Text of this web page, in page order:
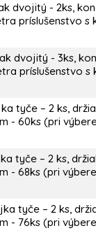
dvojitý - 2ks,
príslušenstvo s
dvojitý - 3ks,
príslušenstvo s
tyče – 2 ks,
- 60ks (pri
tyče – 2 ks,
- 68ks (pri
tyče – 2 ks,
- 76ks (pri